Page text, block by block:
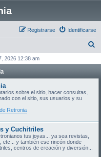
Identificarse
Registrarse
c
2026 12:38 am
sobre el sitio, hacer consultas,
con el sitio, sus usuarios y su
Retronia
y Cuchitriles
tus joyas... ya sea revistas,
y también ese rincón donde
centros de creación y diversión...